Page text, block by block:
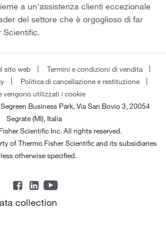
a un'assistenza clienti eccezionale
del settore che è orgoglioso di far
Scientific.
sito web
Termini e condizioni di vendita
Politica di cancellazione e restituzione
vengono utilizzati i cookie
Business Park, Via San Bovio 3, 20054
Segrate (MI), Italia
Scientific Inc. All rights reserved.
of Thermo Fisher Scientific and its subsidiaries
otherwise specified.